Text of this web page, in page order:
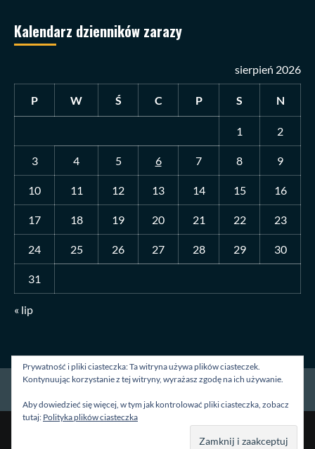
Kalendarz dzienników zarazy
sierpień 2026
P W Ś C P S N
1 2
3 4 5 6 7 8 9
10 11 12 13 14 15 16
17 18 19 20 21 22 23
24 25 26 27 28 29 30
31
« lip
Strona główna O mnie Blog Kontakt
Prywatność i pliki ciasteczka: Ta witryna używa plików ciasteczek.
Kontynuując korzystanie z tej witryny, wyrażasz zgodę na ich używanie.
Aby dowiedzieć się więcej, w tym jak kontrolować pliki ciasteczka, zobacz
tutaj: Polityka plików ciasteczka